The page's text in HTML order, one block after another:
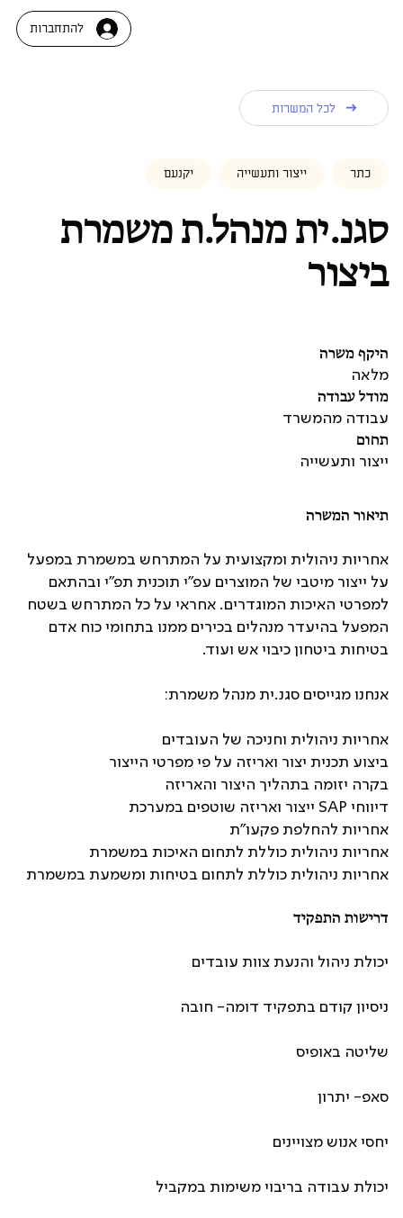
להתחברות
תיאור המשרה
אחריות ניהולית ומקצועית על המתרחש במשמרת במפעל
על ייצור מיטבי של המוצרים עפ"י תוכנית תפ"י ובהתאם
למפרטי האיכות המוגדרים. אחראי על כל המתרחש בשטח
המפעל בהיעדר מנהלים בכירים ממנו בתחומי כוח אדם
בטיחות ביטחון כיבוי אש ועוד.
אנחנו מגייסים סגנ.ית מנהל משמרת:
אחריות ניהולית וחניכה של העובדים
ביצוע תכנית יצור ואריזה על פי מפרטי הייצור
בקרה יזומה בתהליך היצור והאריזה
דיווחי SAP ייצור ואריזה שוטפים במערכת
אחריות להחלפת פקעו"ת
אחריות ניהולית כוללת לתחום האיכות במשמרת
אחריות ניהולית כוללת לתחום בטיחות ומשמעת במשמרת
דרישות התפקיד
יכולת ניהול והנעת צוות עובדים
ניסיון קודם בתפקיד דומה- חובה
שליטה באופיס
סאפ- יתרון
יחסי אנוש מצויינים
יכולת עבודה בריבוי משימות במקביל
לכל המשרות
סגנ.ית מנהל.ת משמרת
ביצור
כתר ייצור ותעשייה יקנעם
היקף משרה
מלאה
מודל עבודה
עבודה מהמשרד
תחום
ייצור ותעשייה